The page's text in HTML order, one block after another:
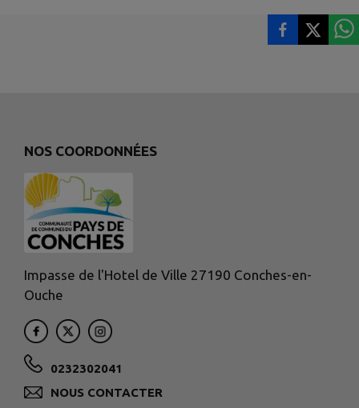
NOS COORDONNÉES
Impasse de l'Hotel de Ville 27190 Conches-en-
Ouche
0232302041
NOUS CONTACTER